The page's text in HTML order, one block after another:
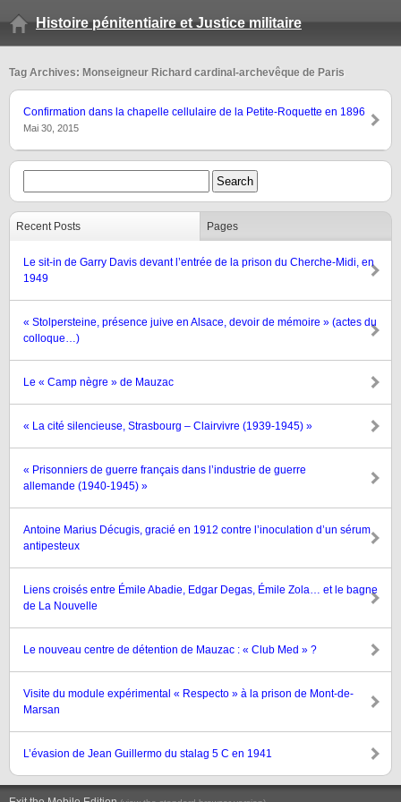
Histoire pénitentiaire et Justice militaire
Tag Archives: Monseigneur Richard cardinal-archevêque de Paris
Confirmation dans la chapelle cellulaire de la Petite-Roquette en 1896
Mai 30, 2015
Recent Posts Pages
Le sit-in de Garry Davis devant l’entrée de la prison du Cherche-Midi, en
1949
« Stolpersteine, présence juive en Alsace, devoir de mémoire » (actes du
colloque…)
Le « Camp nègre » de Mauzac
« La cité silencieuse, Strasbourg – Clairvivre (1939-1945) »
« Prisonniers de guerre français dans l’industrie de guerre
allemande (1940-1945) »
Antoine Marius Décugis, gracié en 1912 contre l’inoculation d’un sérum
antipesteux
Liens croisés entre Émile Abadie, Edgar Degas, Émile Zola… et le bagne
de La Nouvelle
Le nouveau centre de détention de Mauzac : « Club Med » ?
Visite du module expérimental « Respecto » à la prison de Mont-de-
Marsan
L’évasion de Jean Guillermo du stalag 5 C en 1941